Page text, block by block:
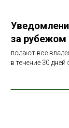
за рубежом
подают все
в течение 30